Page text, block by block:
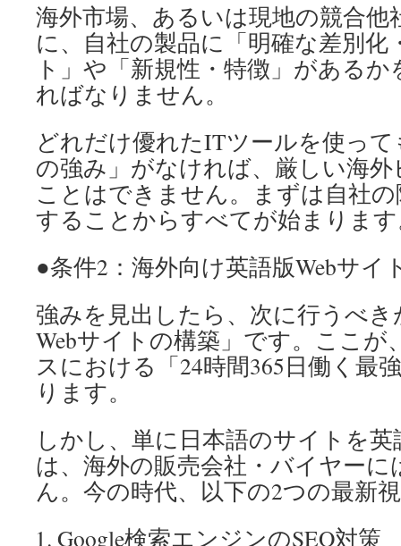
海外市場、あるいは現地の競合他
に、自社の製品に「明確な差別化
ト」や「新規性・特徴」がある
ればなりません。
どれだけ優れたITツールを使っ
の強み」がなければ、厳しい海
ことはできません。まずは自社
することからすべてが始まりま
●条件2：海外向け英語版Webサイ
強みを見出したら、次に行うべ
Webサイトの構築」です。ここが
スにおける「24時間365日働く最
ります。
しかし、単に日本語のサイトを
は、海外の販売会社・バイヤー
ん。今の時代、以下の2つの最新
Google検索エンジンのSEO対策